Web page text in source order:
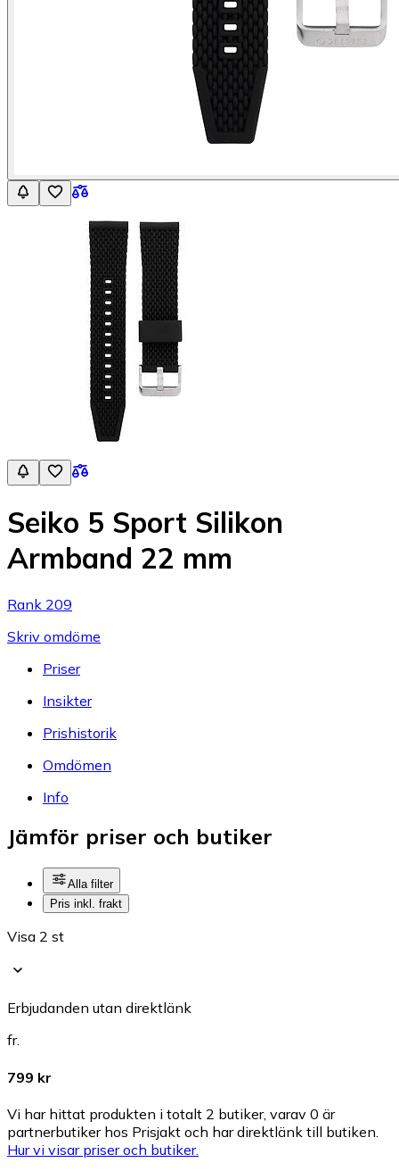
Seiko 5 Sport Silikon
Armband 22 mm
Rank 209
Skriv omdöme
Priser
Insikter
Prishistorik
Omdömen
Info
Jämför priser och butiker
Alla filter
Pris inkl. frakt
Visa 2 st
Erbjudanden utan direktlänk
fr.
799 kr
Vi har hittat produkten i totalt 2 butiker, varav 0 är
partnerbutiker hos Prisjakt och har direktlänk till butiken.
Hur vi visar priser och butiker.